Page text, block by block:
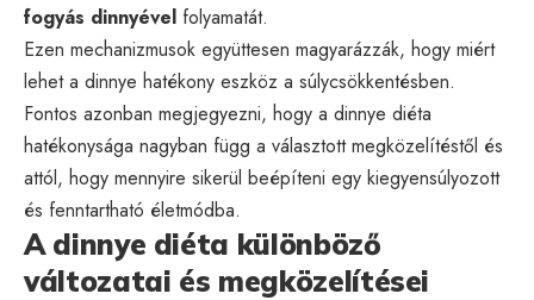
fogyás dinnyével folyamatát.
Ezen mechanizmusok együttesen magyarázzák, hogy miért
lehet a dinnye hatékony eszköz a súlycsökkentésben.
Fontos azonban megjegyezni, hogy a dinnye diéta
hatékonysága nagyban függ a választott megközelítéstől és
attól, hogy mennyire sikerül beépíteni egy kiegyensúlyozott
és fenntartható életmódba.
A dinnye diéta különböző
változatai és megközelítései